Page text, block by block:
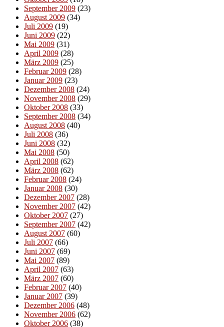
September 2009 (23)
August 2009 (34)
Juli 2009 (19)
Juni 2009 (22)
Mai 2009 (31)
April 2009 (28)
März 2009 (25)
Februar 2009 (28)
Januar 2009 (23)
Dezember 2008 (24)
November 2008 (29)
Oktober 2008 (33)
September 2008 (34)
August 2008 (40)
Juli 2008 (36)
Juni 2008 (32)
Mai 2008 (50)
April 2008 (62)
März 2008 (62)
Februar 2008 (24)
Januar 2008 (30)
Dezember 2007 (28)
November 2007 (42)
Oktober 2007 (27)
September 2007 (42)
August 2007 (60)
Juli 2007 (66)
Juni 2007 (69)
Mai 2007 (89)
April 2007 (63)
März 2007 (60)
Februar 2007 (40)
Januar 2007 (39)
Dezember 2006 (48)
November 2006 (62)
Oktober 2006 (38)